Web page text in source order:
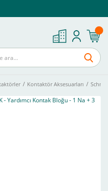
Kontaktör Aksesuarları